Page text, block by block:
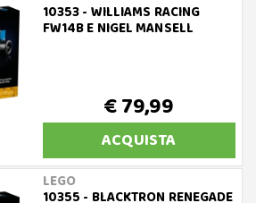
10353 - WILLIAMS RACING
FW14B E NIGEL MANSELL
€ 79,99
ACQUISTA
LEGO
10355 - BLACKTRON RENEGADE